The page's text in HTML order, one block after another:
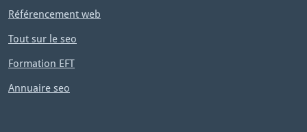
Référencement web
Tout sur le seo
Formation EFT
Annuaire seo